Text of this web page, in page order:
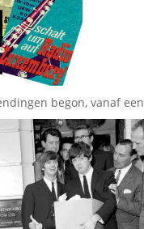
begon, vanaf een